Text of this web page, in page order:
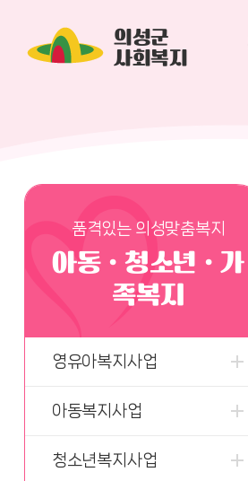
의성군
사회복지
품격있는 의성맞춤복지
아동ㆍ청소년ㆍ가
족복지
영유아복지사업
아동복지사업
청소년복지사업